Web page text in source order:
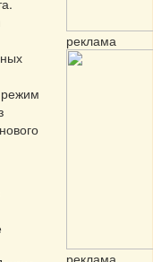
реклама